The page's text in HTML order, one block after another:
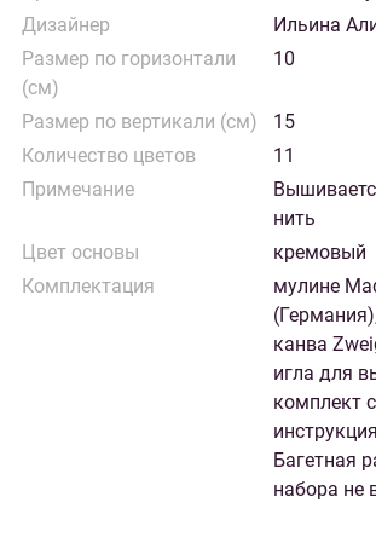
Дизайнер
Ильина
Размер по горизонтали
(см)
10
Размер по вертикали (см)
15
Количество цветов
11
Примечание
нить
Цвет основы
кремовый
Комплектация
мулине
канва
игла для
комплект
Багетная
набора не